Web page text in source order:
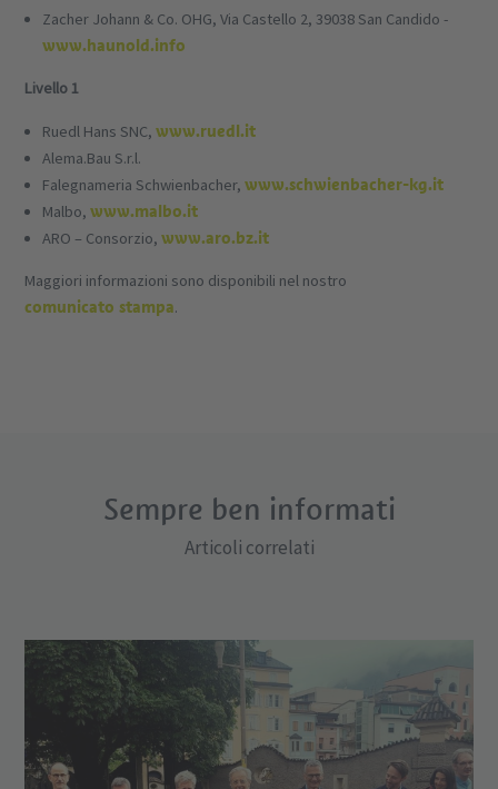
Zacher Johann & Co. OHG, Via Castello 2, 39038 San Candido -
www.haunold.info
Livello 1
Ruedl Hans SNC, www.ruedl.it
Alema.Bau S.r.l.
Falegnameria Schwienbacher, www.schwienbacher-kg.it
Malbo, www.malbo.it
ARO – Consorzio, www.aro.bz.it
Maggiori informazioni sono disponibili nel nostro
comunicato stampa.
Sempre ben informati
Articoli correlati